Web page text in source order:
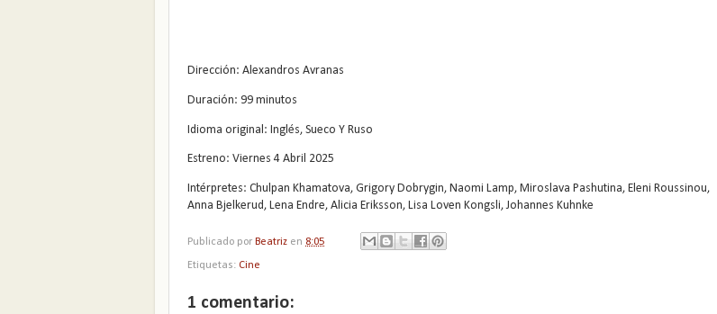
Dirección: Alexandros Avranas
Duración: 99 minutos
Idioma original: Inglés, Sueco Y Ruso
Estreno: Viernes 4 Abril 2025
Intérpretes: Chulpan Khamatova, Grigory Dobrygin, Naomi Lamp, Miroslava Pashutina, Eleni Roussinou,
Anna Bjelkerud, Lena Endre, Alicia Eriksson, Lisa Loven Kongsli, Johannes Kuhnke
Publicado por Beatriz en 8:05
Etiquetas: Cine
1 comentario: